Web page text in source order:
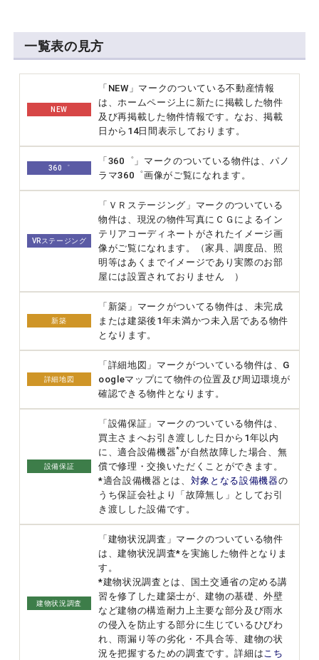
一覧表の見方
NEW
「NEW」マークのついている不動産情報
は、ホームページ上に新たに掲載した物件
及び再掲載した物件情報です。なお、掲載
日から14日間表示しております。
360゜
「360゜」マークのついている物件は、パノ
ラマ360゜画像がご覧になれます。
VRステージング
「ＶＲステージング」マークのついている
物件は、現況の物件写真にＣＧによるイン
テリアコーディネートがされたイメージ画
像がご覧になれます。（家具、調度品、照
明等はあくまでイメージであり実際のお部
屋には設置されておりません ）
新築
「新築」マークがついてる物件は、未完成
または建築後1年未満かつ未入居である物件
となります。
詳細地図
「詳細地図」マークがついている物件は、G
oogleマップにて物件の位置及び周辺環境が
確認できる物件となります。
設備保証
「設備保証」マークのついている物件は、
買主さまへお引き渡しした日から1年以内
に、適合設備機器*が自然故障した場合、無
償で修理・交換いただくことができます。
*適合設備機器とは、 対象となる設備機器の
うち保証会社より「故障無し」としてお引
き渡しした設備です。
建物状況調査
「建物状況調査」マークのついている物件
は、建物状況調査*を実施した物件となりま
す。
*建物状況調査とは、国土交通省の定める講
習を修了した建築士が、建物の基礎、外壁
など建物の構造耐力上主要な部分及び雨水
の侵入を防止する部分に生じているひびわ
れ、雨漏り等の劣化・不具合等、建物の状
況を把握するための調査です。詳細は こち